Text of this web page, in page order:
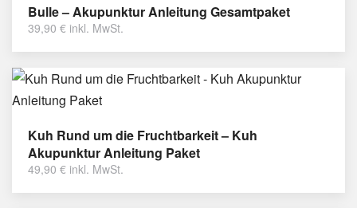
Bulle – Akupunktur Anleitung Gesamtpaket
39,90 € inkl. MwSt.
Kuh Rund um die Fruchtbarkeit – Kuh
Akupunktur Anleitung Paket
49,90 € inkl. MwSt.